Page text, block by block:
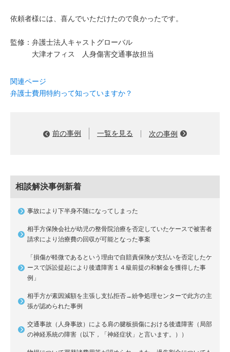
依頼者様には、喜んでいただけたので良かったです。
監修：弁護士法人キャストグローバル
大津オフィス 人身傷害交通事故担当
関連ページ
弁護士費用特約って知っていますか？
前の事例 一覧を見る 次の事例
相談解決事例新着
事故により下半身不随になってしまった
相手方保険会社が幼児の整骨院治療を否定していたケースで被害者
請求により治療費の回収が可能となった事案
「損傷が軽微であるという理由で自賠責保険が支払いを否定したケ
ースで訴訟提起により後遺障害１４級前提の和解金を獲得した事
例」
相手方が素因減額を主張し支払拒否→紛争処理センターで此方の主
張が認められた事例
交通事故（人身事故）による肩の腱板損傷における後遺障害（局部
の神経系統の障害（以下，「神経症状」と言います。））